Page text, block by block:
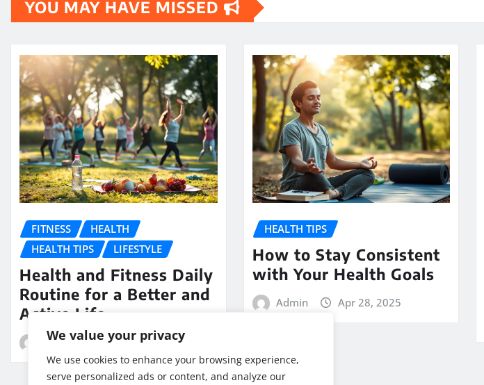
We value your privacy
We use cookies to enhance your browsing experience,
serve personalized ads or content, and analyze our
YOU MAY HAVE MISSED
FITNESS
HEALTH
HEALTH TIPS
LIFESTYLE
Health and Fitness Daily
Routine for a Better and
Active Life
Admin Feb 8, 2026
HEALTH TIPS
How to Stay Consistent
with Your Health Goals
Admin Apr 28, 2025